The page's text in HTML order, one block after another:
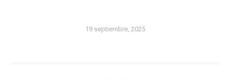
19 septiembre, 2025